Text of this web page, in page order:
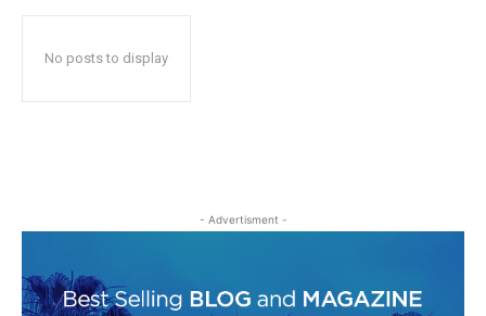
No posts to display
- Advertisment -